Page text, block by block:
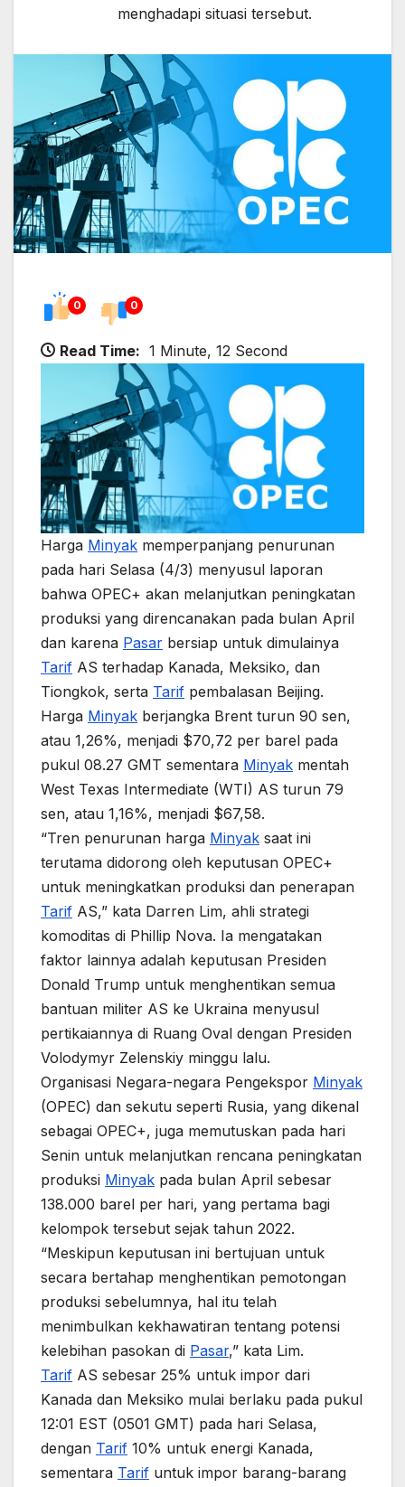
menghadapi situasi tersebut.
0 0
Read Time: 1 Minute, 12 Second
Harga Minyak memperpanjang penurunan
pada hari Selasa (4/3) menyusul laporan
bahwa OPEC+ akan melanjutkan peningkatan
produksi yang direncanakan pada bulan April
dan karena Pasar bersiap untuk dimulainya
Tarif AS terhadap Kanada, Meksiko, dan
Tiongkok, serta Tarif pembalasan Beijing.
Harga Minyak berjangka Brent turun 90 sen,
atau 1,26%, menjadi $70,72 per barel pada
pukul 08.27 GMT sementara Minyak mentah
West Texas Intermediate (WTI) AS turun 79
sen, atau 1,16%, menjadi $67,58.
“Tren penurunan harga Minyak saat ini
terutama didorong oleh keputusan OPEC+
untuk meningkatkan produksi dan penerapan
Tarif AS,” kata Darren Lim, ahli strategi
komoditas di Phillip Nova. Ia mengatakan
faktor lainnya adalah keputusan Presiden
Donald Trump untuk menghentikan semua
bantuan militer AS ke Ukraina menyusul
pertikaiannya di Ruang Oval dengan Presiden
Volodymyr Zelenskiy minggu lalu.
Organisasi Negara-negara Pengekspor Minyak
(OPEC) dan sekutu seperti Rusia, yang dikenal
sebagai OPEC+, juga memutuskan pada hari
Senin untuk melanjutkan rencana peningkatan
produksi Minyak pada bulan April sebesar
138.000 barel per hari, yang pertama bagi
kelompok tersebut sejak tahun 2022.
“Meskipun keputusan ini bertujuan untuk
secara bertahap menghentikan pemotongan
produksi sebelumnya, hal itu telah
menimbulkan kekhawatiran tentang potensi
kelebihan pasokan di Pasar,” kata Lim.
Tarif AS sebesar 25% untuk impor dari
Kanada dan Meksiko mulai berlaku pada pukul
12:01 EST (0501 GMT) pada hari Selasa,
dengan Tarif 10% untuk energi Kanada,
sementara Tarif untuk impor barang-barang